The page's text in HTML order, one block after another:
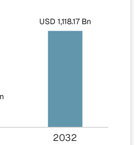
USD 1,118.17 Bn
2032